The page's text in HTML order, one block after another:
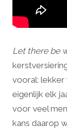
Let there be
vooral: lekker
eigenlijk elk
voor veel
kans daarop